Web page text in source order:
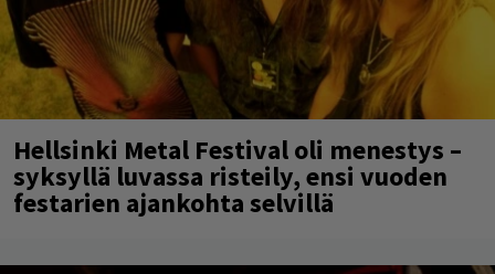
Hellsinki Metal Festival oli menestys –
syksyllä luvassa risteily, ensi vuoden
festarien ajankohta selvillä